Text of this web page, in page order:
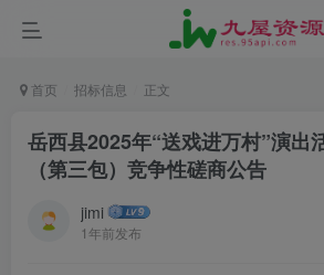
首页 招标信息 正文
岳西县2025年“送戏进万村”演出
（第三包）竞争性磋商公告
jimi
1年前发布